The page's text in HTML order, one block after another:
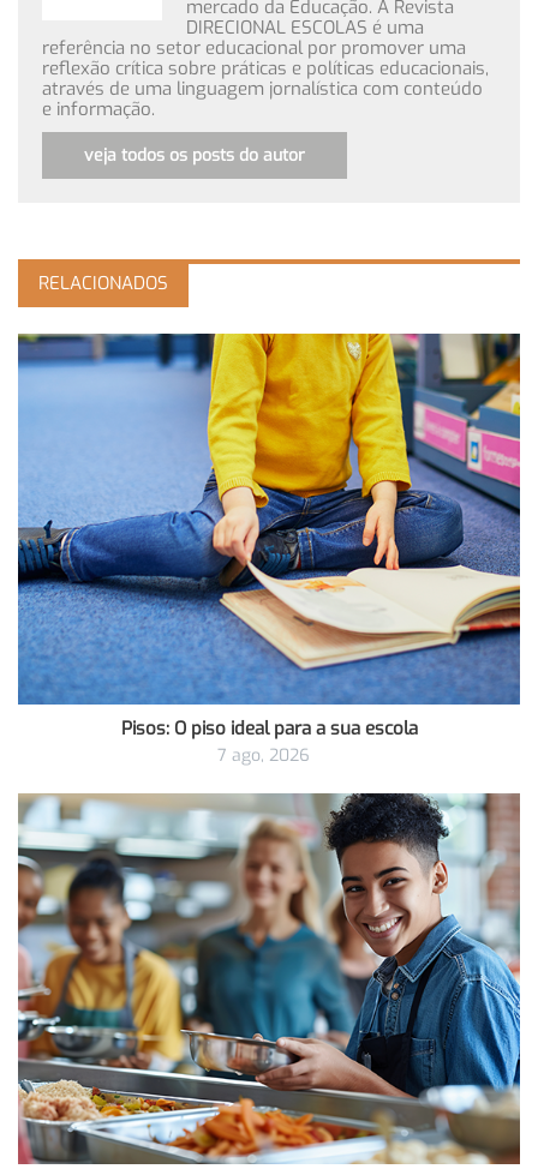
mercado da Educação. A Revista
DIRECIONAL ESCOLAS é uma
referência no setor educacional por promover uma
reflexão crítica sobre práticas e políticas educacionais,
através de uma linguagem jornalística com conteúdo
e informação.
veja todos os posts do autor
RELACIONADOS
Pisos: O piso ideal para a sua escola
7 ago, 2026